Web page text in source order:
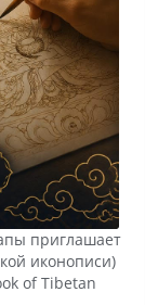
приглашает
иконописи)
of Tibetan